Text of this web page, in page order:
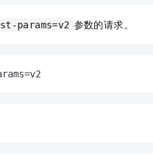
params=v2 参数的请求。